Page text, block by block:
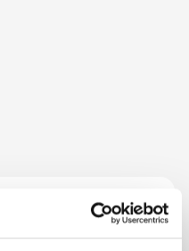
vervaardigd van